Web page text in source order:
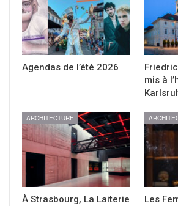
Agendas de l’été 2026
mis à
ARCHITECTURE
À Strasbourg, La Laiterie
Les